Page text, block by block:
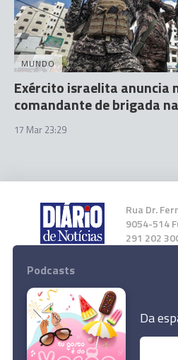
MUNDO
Exército israelita anuncia
comandante de brigada
17 Mar 23:29
Rua Dr.
9054-514
291 202
Instale a
Podcasts
Da